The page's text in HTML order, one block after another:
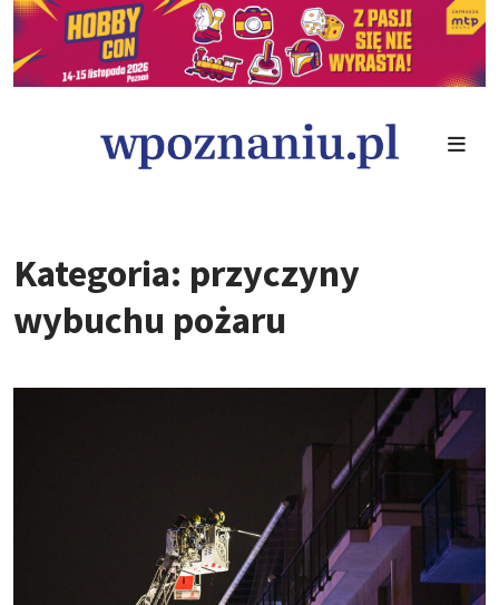
Kategoria: przyczyny
wybuchu pożaru